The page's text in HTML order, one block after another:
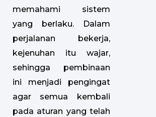
memahami sistem
yang berlaku. Dalam
perjalanan bekerja,
kejenuhan itu wajar,
sehingga pembinaan
ini menjadi pengingat
agar semua kembali
pada aturan yang telah